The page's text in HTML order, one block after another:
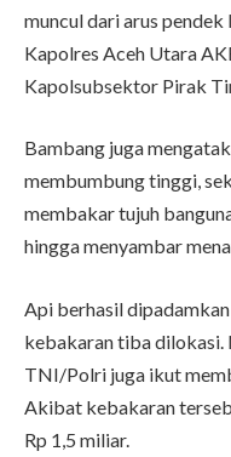
muncul dari arus
Kapolres Aceh Utara
Kapolsubsektor Pirak
Bambang juga
membumbung tinggi,
membakar tujuh
hingga menyambar
Api berhasil
kebakaran tiba
TNI/Polri juga ikut
Akibat kebakaran
Rp 1,5 miliar.